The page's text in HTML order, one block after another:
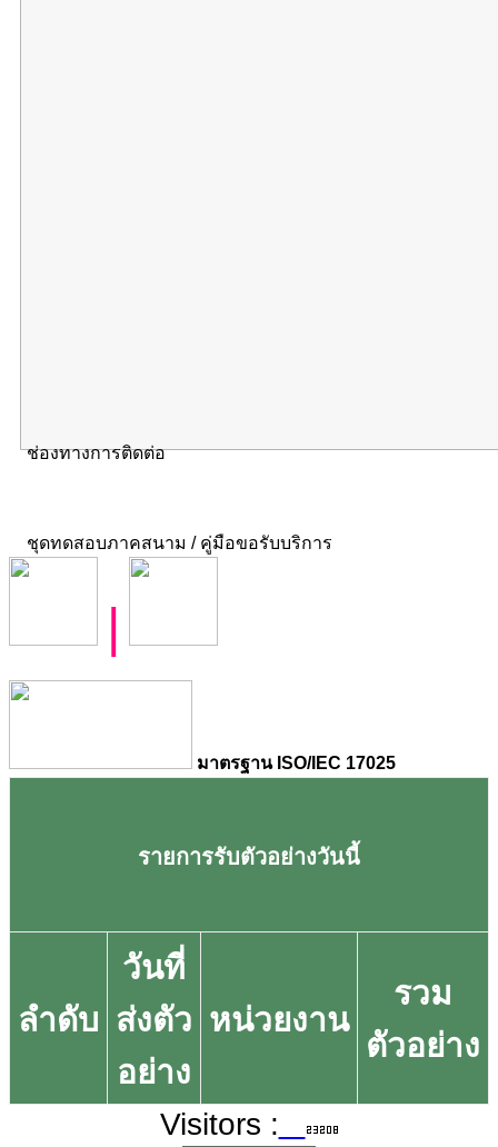
ช่องทางการติดต่อ
ชุดทดสอบภาคสนาม / คู่มือขอรับบริการ
มาตรฐาน ISO/IEC 17025
รายการรับตัวอย่างวันนี้
ลำดับ
วันที่
ส่งตัว
อย่าง
หน่วยงาน
รวม
ตัวอย่าง
Visitors :